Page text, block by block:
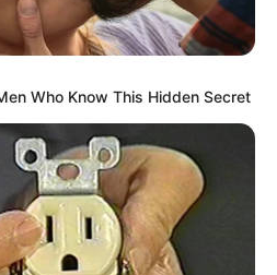
Who Know This Hidden Secret